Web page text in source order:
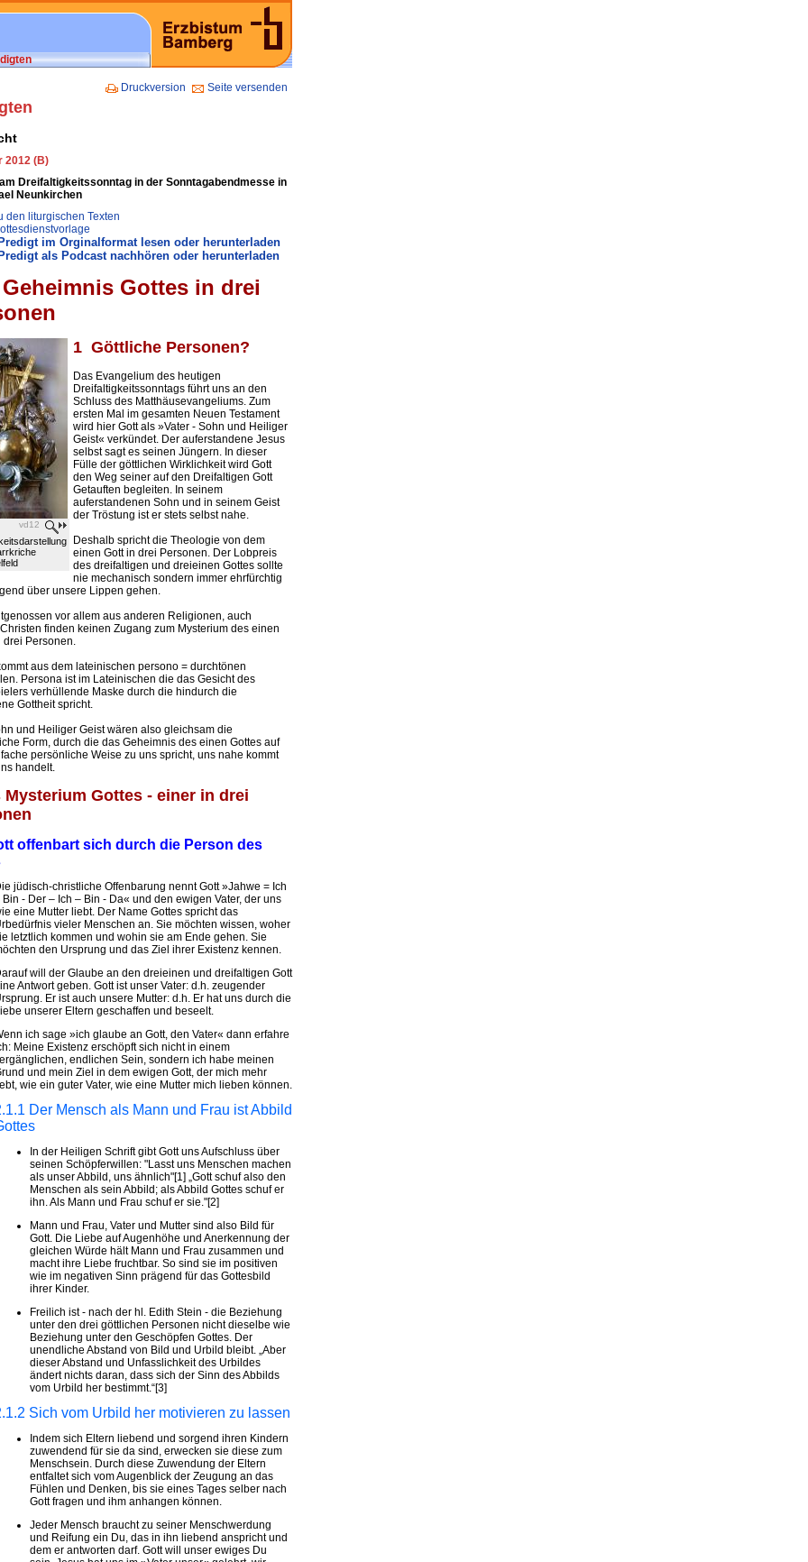
Druckversion Seite versenden
2012 (B)
Dreifaltigkeitssonntag in der Sonntagabendmesse in
Neunkirchen
den liturgischen Texten
im Orginalformat lesen oder herunterladen
als Podcast nachhören oder herunterladen
Gottes in drei
vd12
1 Göttliche Personen?
Das Evangelium des heutigen
Dreifaltigkeitssonntags führt uns an den
Schluss des Matthäusevangeliums. Zum
ersten Mal im gesamten Neuen Testament
wird hier Gott als »Vater - Sohn und Heiliger
Geist« verkündet. Der auferstandene Jesus
selbst sagt es seinen Jüngern. In dieser
Fülle der göttlichen Wirklichkeit wird Gott
den Weg seiner auf den Dreifaltigen Gott
Getauften begleiten. In seinem
auferstandenen Sohn und in seinem Geist
der Tröstung ist er stets selbst nahe.
Deshalb spricht die Theologie von dem
einen Gott in drei Personen. Der Lobpreis
des dreifaltigen und dreieinen Gottes sollte
nie mechanisch sondern immer ehrfürchtig
über unsere Lippen gehen.
vor allem aus anderen Religionen, auch
finden keinen Zugang zum Mysterium des einen
drei Personen.
aus dem lateinischen persono = durchtönen
Persona ist im Lateinischen die das Gesicht des
verhüllende Maske durch die hindurch die
Gottheit spricht.
und Heiliger Geist wären also gleichsam die
Form, durch die das Geheimnis des einen Gottes auf
persönliche Weise zu uns spricht, uns nahe kommt
handelt.
Mysterium Gottes - einer in drei
offenbart sich durch die Person des
jüdisch-christliche Offenbarung nennt Gott »Jahwe = Ich
Bin - Der – Ich – Bin - Da« und den ewigen Vater, der uns
eine Mutter liebt. Der Name Gottes spricht das
vieler Menschen an. Sie möchten wissen, woher
letztlich kommen und wohin sie am Ende gehen. Sie
den Ursprung und das Ziel ihrer Existenz kennen.
will der Glaube an den dreieinen und dreifaltigen Gott
Antwort geben. Gott ist unser Vater: d.h. zeugender
Er ist auch unsere Mutter: d.h. Er hat uns durch die
unserer Eltern geschaffen und beseelt.
ich sage »ich glaube an Gott, den Vater« dann erfahre
Meine Existenz erschöpft sich nicht in einem
endlichen Sein, sondern ich habe meinen
und mein Ziel in dem ewigen Gott, der mich mehr
wie ein guter Vater, wie eine Mutter mich lieben können.
Der Mensch als Mann und Frau ist Abbild
In der Heiligen Schrift gibt Gott uns Aufschluss über
seinen Schöpferwillen: "Lasst uns Menschen machen
als unser Abbild, uns ähnlich"[1] „Gott schuf also den
Menschen als sein Abbild; als Abbild Gottes schuf er
ihn. Als Mann und Frau schuf er sie."[2]
Mann und Frau, Vater und Mutter sind also Bild für
Gott. Die Liebe auf Augenhöhe und Anerkennung der
gleichen Würde hält Mann und Frau zusammen und
macht ihre Liebe fruchtbar. So sind sie im positiven
wie im negativen Sinn prägend für das Gottesbild
ihrer Kinder.
Freilich ist - nach der hl. Edith Stein - die Beziehung
unter den drei göttlichen Personen nicht dieselbe wie
Beziehung unter den Geschöpfen Gottes. Der
unendliche Abstand von Bild und Urbild bleibt. „Aber
dieser Abstand und Unfasslichkeit des Urbildes
ändert nichts daran, dass sich der Sinn des Abbilds
vom Urbild her bestimmt.“[3]
Sich vom Urbild her motivieren zu lassen
Indem sich Eltern liebend und sorgend ihren Kindern
zuwendend für sie da sind, erwecken sie diese zum
Menschsein. Durch diese Zuwendung der Eltern
entfaltet sich vom Augenblick der Zeugung an das
Fühlen und Denken, bis sie eines Tages selber nach
Gott fragen und ihm anhangen können.
Jeder Mensch braucht zu seiner Menschwerdung
und Reifung ein Du, das in ihn liebend anspricht und
dem er antworten darf. Gott will unser ewiges Du